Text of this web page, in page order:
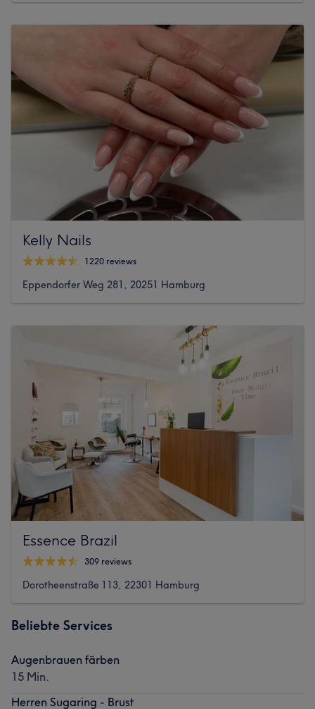
Kelly Nails
1220 reviews
Eppendorfer Weg 281, 20251 Hamburg
Essence Brazil
309 reviews
Dorotheenstraße 113, 22301 Hamburg
Beliebte Services
Augenbrauen färben
15 Min.
Herren Sugaring - Brust